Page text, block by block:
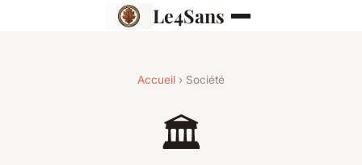
Le4Sans
Accueil › Société
🏛️